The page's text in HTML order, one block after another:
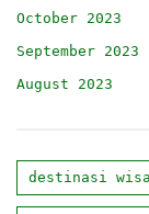
October 2023
September 2023
August 2023
destinasi